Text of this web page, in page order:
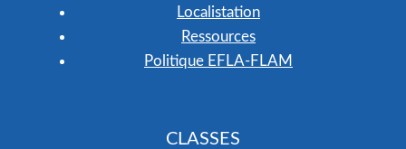
Localistation
Ressources
Politique EFLA-FLAM
CLASSES